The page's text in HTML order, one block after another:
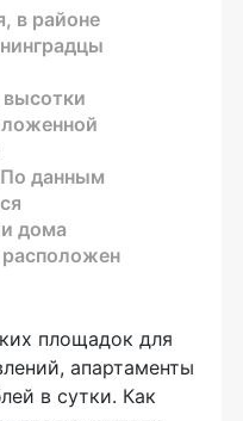
в районе
данным
дома
площадок для
апартаменты
в сутки. Как